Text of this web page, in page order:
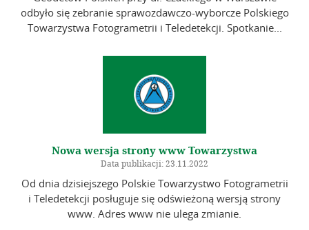
odbyło się zebranie sprawozdawczo-wyborcze Polskiego
Towarzystwa Fotogrametrii i Teledetekcji. Spotkanie...
Nowa wersja strony www Towarzystwa
Data publikacji: 23.11.2022
Od dnia dzisiejszego Polskie Towarzystwo Fotogrametrii
i Teledetekcji posługuje się odświeżoną wersją strony
www. Adres www nie ulega zmianie.